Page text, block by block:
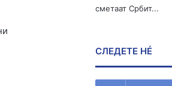
сметаат Србит...
СЛЕДЕТЕ НÉ